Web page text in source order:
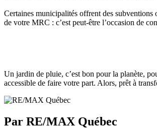
Certaines municipalités offrent des
de votre MRC : c’est peut-être l’occasion de
Un jardin de pluie, c’est bon pour la planète,
accessible de faire votre part. Alors, prêt à
Par RE/MAX Québec